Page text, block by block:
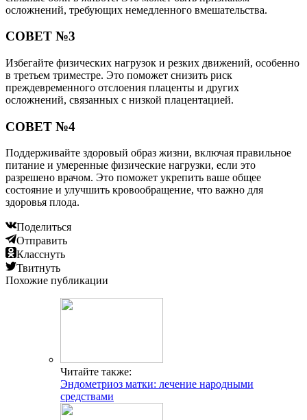
осложнений, требующих немедленного вмешательства.
СОВЕТ №3
Избегайте физических нагрузок и резких движений, особенно
в третьем триместре. Это поможет снизить риск
преждевременного отслоения плаценты и других
осложнений, связанных с низкой плацентацией.
СОВЕТ №4
Поддерживайте здоровый образ жизни, включая правильное
питание и умеренные физические нагрузки, если это
разрешено врачом. Это поможет укрепить ваше общее
состояние и улучшить кровообращение, что важно для
здоровья плода.
Поделиться
Отправить
Класснуть
Твитнуть
Похожие публикации
Читайте также:
Эндометриоз матки: лечение народными
средствами